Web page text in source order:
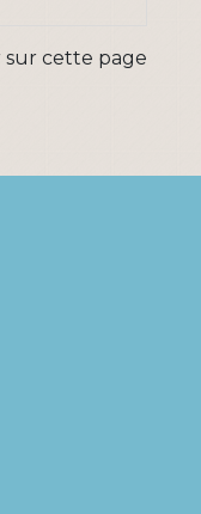
cette page